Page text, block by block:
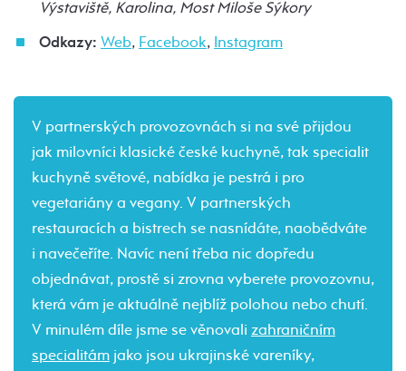
Výstaviště, Karolina, Most Miloše Sýkory
Odkazy: Web, Facebook, Instagram
V partnerských provozovnách si na své přijdou
jak milovníci klasické české kuchyně, tak specialit
kuchyně světové, nabídka je pestrá i pro
vegetariány a vegany. V partnerských
restauracích a bistrech se nasnídáte, naobědváte
i navečeříte. Navíc není třeba nic dopředu
objednávat, prostě si zrovna vyberete provozovnu,
která vám je aktuálně nejblíž polohou nebo chutí.
V minulém díle jsme se věnovali zahraničním
specialitám jako jsou ukrajinské vareníky,